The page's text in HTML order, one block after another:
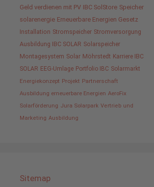
Geld verdienen mit PV IBC SolStore Speicher
solarenergie Erneuerbare Energien Gesetz
Installation Stromspeicher Stromversorgung
Ausbildung IBC SOLAR Solarspeicher
Montagesystem Solar Möhrstedt Karriere IBC
SOLAR EEG-Umlage Portfolio IBC Solarmarkt
Energiekonzept Projekt Partnerschaft
Ausbildung erneuerbare Energien AeroFix
Solarförderung Jura Solarpark Vertrieb und
Marketing Ausbildung
Sitemap